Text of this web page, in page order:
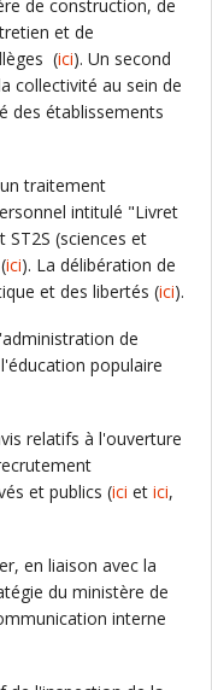
de construction, de
et de
(ici). Un second
collectivité au sein de
des établissements
traitement
intitulé "Livret
ST2S (sciences et
ici). La délibération de
et des libertés (ici).
de
populaire
relatifs à l'ouverture
et publics (ici et ici,
en liaison avec la
du ministère de
interne